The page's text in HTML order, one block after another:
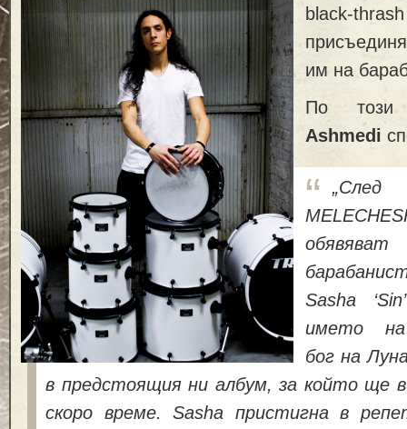
black-
им на
По този
Ashmedi
„След
Sasha
името на
бог на
в предстоящия ни албум, за който ще
скоро време. Sasha пристигна в